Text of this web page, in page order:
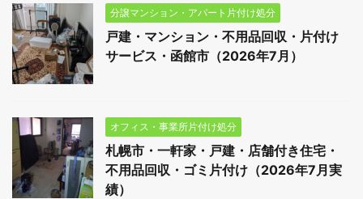
分譲マンション・アパート片付け処分
戸建・マンション・不用品回収・片付け
サービス・函館市（2026年7月）
オフィス・事業所片付け処分
札幌市・一軒家・戸建・店舗付き住宅・
不用品回収・ゴミ片付け（2026年7月実
績）